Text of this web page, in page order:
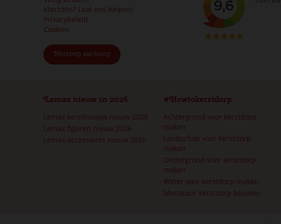
Klachten? Laat ons helpen!
Privacybeleid
Cookies
Herroep aankoop
Lemax nieuw in 2026
Lemax kersthuisjes nieuw 2026
Lemax figuren nieuw 2026
Lemax accessoires nieuw 2026
#Howtokerstdorp
Achtergrond voor kerstdorp
maken
Landschap voor kerstdorp
maken
Ondergrond voor kerstdorp
maken
Water voor kerstdorp maken
Miniatuur kerstdorp bouwen